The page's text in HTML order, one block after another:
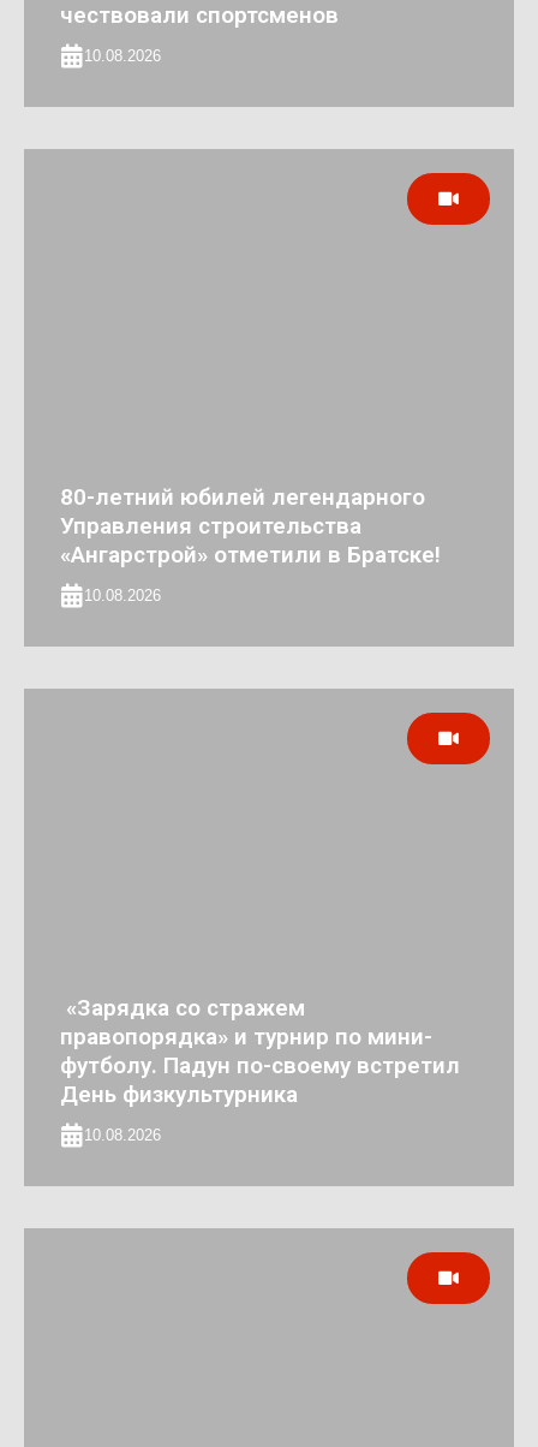
чествовали спортсменов
10.08.2026
80-летний юбилей легендарного
Управления строительства
«Ангарстрой» отметили в Братске!
10.08.2026
«Зарядка со стражем
правопорядка» и турнир по мини-
футболу. Падун по-своему встретил
День физкультурника
10.08.2026